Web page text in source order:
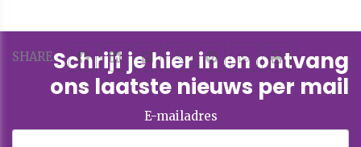
SHARESchrijf je hier in en ontvang
ons laatste nieuws per mail
E-mailadres